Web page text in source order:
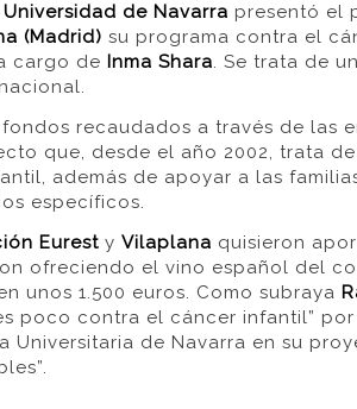
de Navarra presentó el
(Madrid) su programa contra el
cargo de Inma Shara. Se trata de
recaudados a través de las
que, desde el año 2002, trata
además de apoyar a las
específicos.
Eurest y Vilaplana quisieron
ofreciendo el vino español del
unos 1.500 euros. Como subraya
poco contra el cáncer infantil”
Universitaria de Navarra en su